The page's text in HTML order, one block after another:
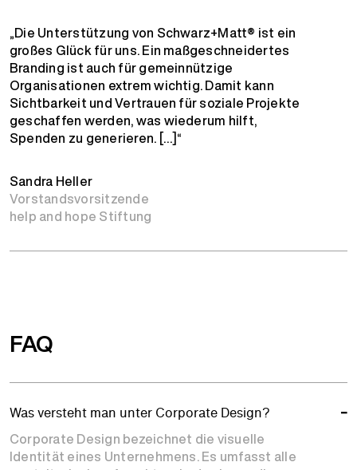
„Die Unterstützung von Schwarz+Matt® ist ein
großes Glück für uns. Ein maßgeschneidertes
Branding ist auch für gemeinnützige
Organisationen extrem wichtig. Damit kann
Sichtbarkeit und Vertrauen für soziale Projekte
geschaffen werden, was wiederum hilft,
Spenden zu generieren. […]“
Sandra Heller
Vorstandsvorsitzende
help and hope Stiftung
FAQ
Was versteht man unter Corporate Design?
Corporate Design bezeichnet die visuelle
Identität eines Unternehmens. Es umfasst alle